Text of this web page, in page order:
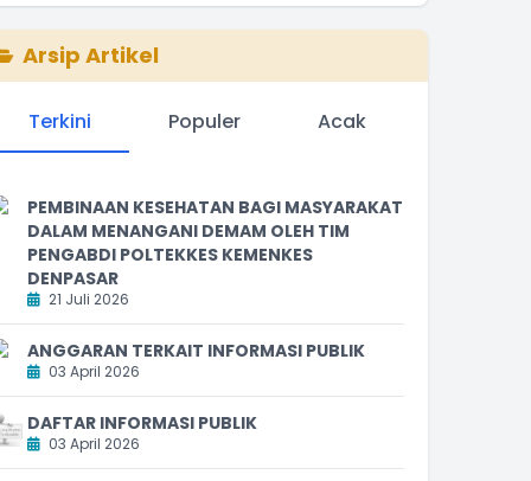
Arsip Artikel
Terkini Populer Acak
PEMBINAAN KESEHATAN BAGI MASYARAKAT
DALAM MENANGANI DEMAM OLEH TIM
PENGABDI POLTEKKES KEMENKES
DENPASAR
21 Juli 2026
ANGGARAN TERKAIT INFORMASI PUBLIK
03 April 2026
DAFTAR INFORMASI PUBLIK
03 April 2026